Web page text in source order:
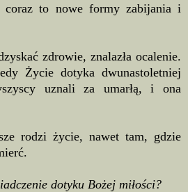
coraz to nowe formy zabijania i
zdrowie, znalazła ocalenie.
Życie dotyka dwunastoletniej
uznali za umarłą, i ona
rodzi życie, nawet tam, gdzie
dotyku Bożej miłości?